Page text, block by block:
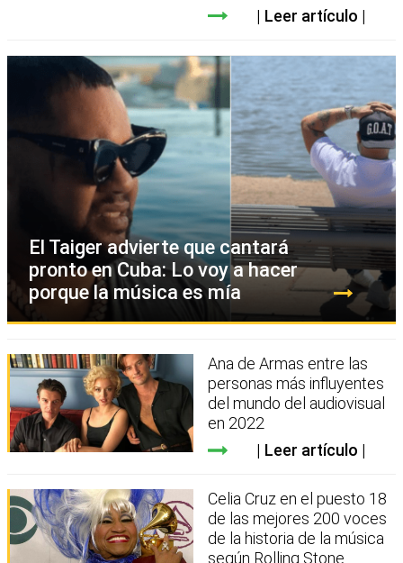
Leer artículo
El Taiger advierte que cantará
pronto en Cuba: Lo voy a hacer
porque la música es mía
Ana de Armas entre las
personas más influyentes
del mundo del audiovisual
en 2022
Leer artículo
Celia Cruz en el puesto 18
de las mejores 200 voces
de la historia de la música
según Rolling Stone